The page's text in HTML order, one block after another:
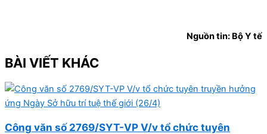
Nguồn tin: Bộ Y tế
BÀI VIẾT KHÁC
Công văn số 2769/SYT-VP V/v tổ chức tuyên